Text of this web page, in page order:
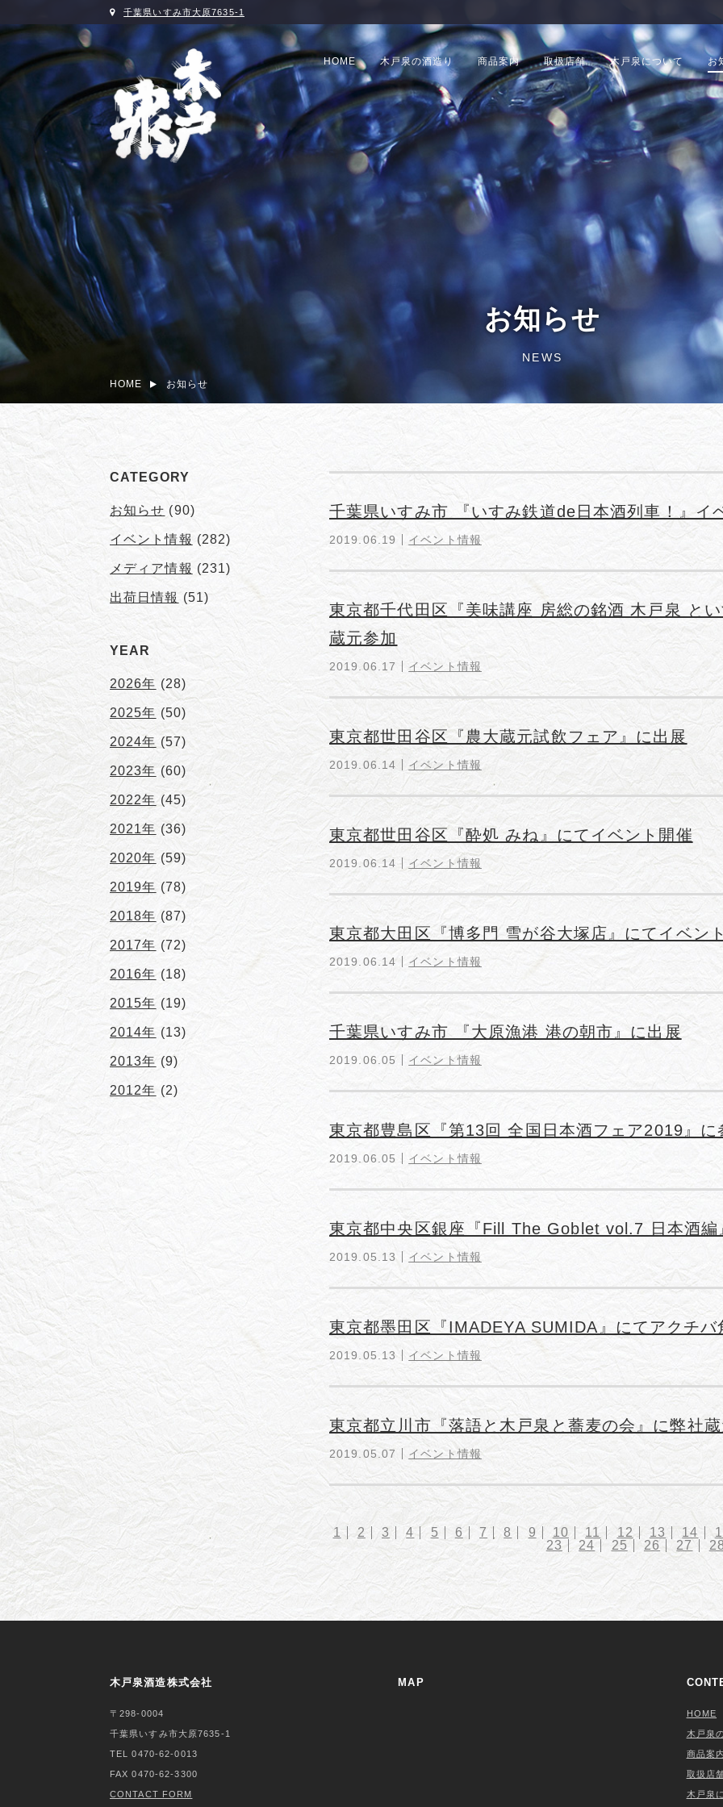
千葉県いすみ市大原7635-1
HOME 木戸泉の酒造り 商品案内 取扱店舗 木戸泉について お
お知らせ
NEWS
HOME お知らせ
千葉県いすみ市 『いすみ鉄道de日本酒列車！』イ
2019.06.19 イベント情報
東京都千代田区『美味講座 房総の銘酒 木戸泉 と
蔵元参加
2019.06.17 イベント情報
東京都世田谷区『農大蔵元試飲フェア』に出展
2019.06.14 イベント情報
東京都世田谷区『酔処 みね』にてイベント開催
2019.06.14 イベント情報
東京都大田区『博多門 雪が谷大塚店』にてイベン
2019.06.14 イベント情報
千葉県いすみ市 『大原漁港 港の朝市』に出展
2019.06.05 イベント情報
東京都豊島区『第13回 全国日本酒フェア2019』に
2019.06.05 イベント情報
東京都中央区銀座『Fill The Goblet vol.7 日本酒編
2019.05.13 イベント情報
東京都墨田区『IMADEYA SUMIDA』にてアクチ
2019.05.13 イベント情報
東京都立川市『落語と木戸泉と蕎麦の会』に弊社
2019.05.07 イベント情報
1 2 3 4 5 6 7 8 9 10 11 12 13 14
23
24 25 26 27
CATEGORY
お知らせ (90)
イベント情報 (282)
メディア情報 (231)
出荷日情報 (51)
YEAR
2026年 (28)
2025年 (50)
2024年 (57)
2023年 (60)
2022年 (45)
2021年 (36)
2020年 (59)
2019年 (78)
2018年 (87)
2017年 (72)
2016年 (18)
2015年 (19)
2014年 (13)
2013年 (9)
2012年 (2)
木戸泉酒造株式会社
〒298-0004
千葉県いすみ市大原7635-1
TEL 0470-62-0013
FAX 0470-62-3300
CONTACT FORM
MAP
HOME
木戸泉
商品案
取扱店
木戸泉